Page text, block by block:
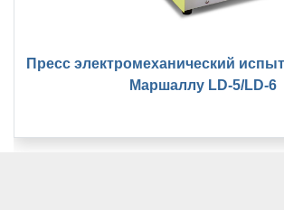
Пресс электромеханический
Маршаллу LD-5/LD-6